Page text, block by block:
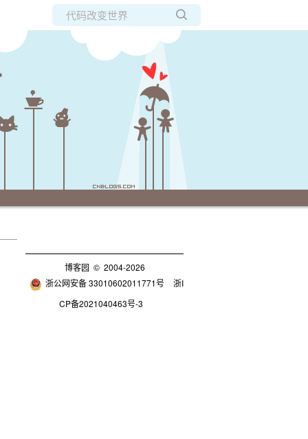
所有博客
博客园 © 2004-2026
浙公网安备 33010602011771号
浙I
CP备2021040463号-3